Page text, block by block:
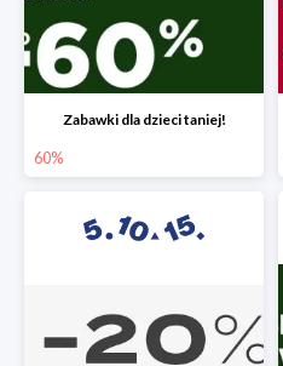
Zabawki dla dzieci taniej!
60%